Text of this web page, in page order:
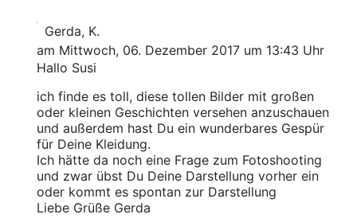
Gerda, K.
am Mittwoch, 06. Dezember 2017 um 13:43 Uhr
Hallo Susi
ich finde es toll, diese tollen Bilder mit großen
oder kleinen Geschichten versehen anzuschauen
und außerdem hast Du ein wunderbares Gespür
für Deine Kleidung.
Ich hätte da noch eine Frage zum Fotoshooting
und zwar übst Du Deine Darstellung vorher ein
oder kommt es spontan zur Darstellung
Liebe Grüße Gerda